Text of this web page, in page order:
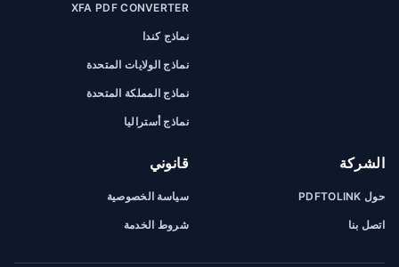
XFA PDF CONVERTER
نماذج كندا
نماذج الولايات المتحدة
نماذج المملكة المتحدة
نماذج أستراليا
الشركة
حول PDFTOLINK
اتصل بنا
قانوني
سياسة الخصوصية
شروط الخدمة